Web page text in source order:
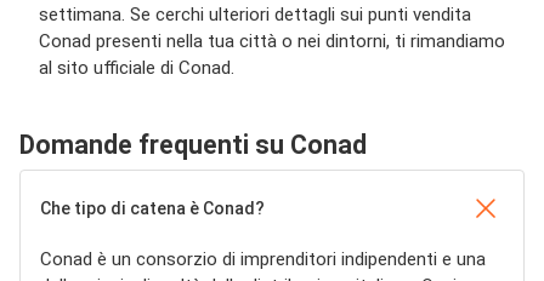
settimana. Se cerchi ulteriori dettagli sui punti vendita
Conad presenti nella tua città o nei dintorni, ti rimandiamo
al sito ufficiale di Conad.
Domande frequenti su Conad
Che tipo di catena è Conad?
Conad è un consorzio di imprenditori indipendenti e una